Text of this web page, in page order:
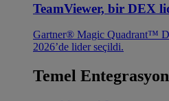
TeamViewer, bir DEX
Gartner® Magic Quadrant™
2026’de lider seçildi.
Temel